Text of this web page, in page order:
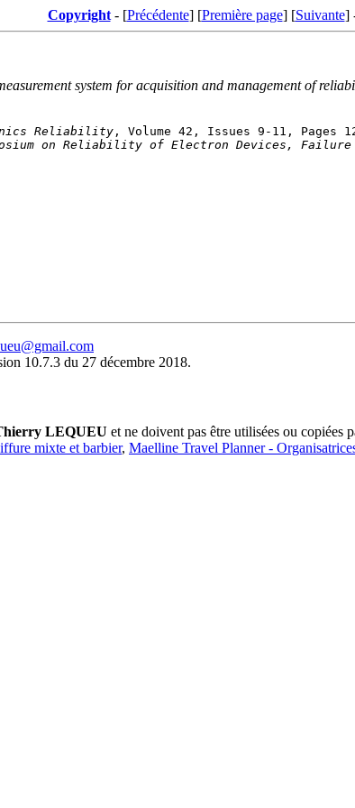
Copyright- [Précédente] [Première page] [Suivante]
system for acquisition and management of
Reliability
on Reliability of Electron Devices,
10.7.3 du 27 décembre 2018.
LEQUEU et ne doivent pas être utilisées ou copiées
mixte et barbier, Maelline Travel Planner -